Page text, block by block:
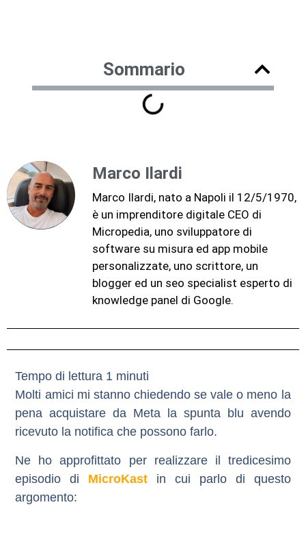
Sommario
Marco Ilardi
Marco Ilardi, nato a Napoli il 12/5/1970,
è un imprenditore digitale CEO di
Micropedia, uno sviluppatore di
software su misura ed app mobile
personalizzate, uno scrittore, un
blogger ed un seo specialist esperto di
knowledge panel di Google.
Molti amici mi stanno chiedendo se vale o meno la
pena acquistare da Meta la spunta blu avendo
ricevuto la notifica che possono farlo.
Ne ho approfittato per realizzare il tredicesimo
episodio di MicroKast in cui parlo di questo
argomento: